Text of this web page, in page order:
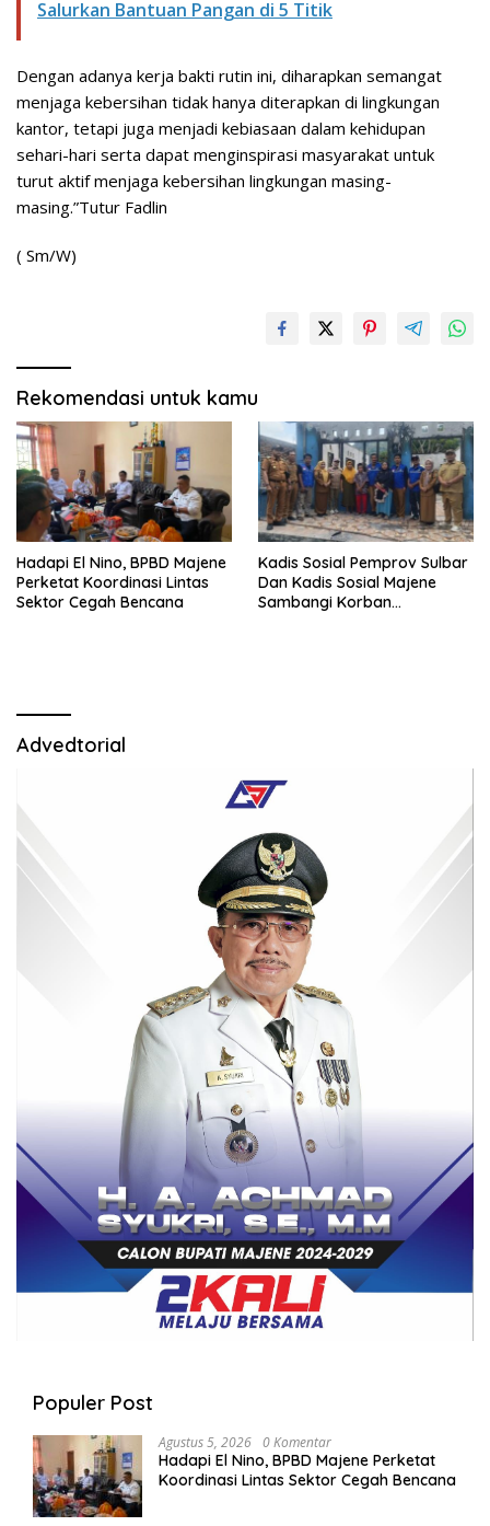
Salurkan Bantuan Pangan di 5 Titik
Dengan adanya kerja bakti rutin ini, diharapkan semangat
menjaga kebersihan tidak hanya diterapkan di lingkungan
kantor, tetapi juga menjadi kebiasaan dalam kehidupan
sehari-hari serta dapat menginspirasi masyarakat untuk
turut aktif menjaga kebersihan lingkungan masing-
masing.”Tutur Fadlin
( Sm/W)
Rekomendasi untuk kamu
Hadapi El Nino, BPBD Majene
Perketat Koordinasi Lintas
Sektor Cegah Bencana
Kadis Sosial Pemprov Sulbar
Dan Kadis Sosial Majene
Sambangi Korban
Advedtorial
Populer Post
Agustus 5, 2026 0 Komentar
Hadapi El Nino, BPBD Majene Perketat
Koordinasi Lintas Sektor Cegah Bencana